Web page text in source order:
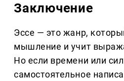
Заключение
Эссе — это жанр,
мышление и учит
Но если времени или
самостоятельное